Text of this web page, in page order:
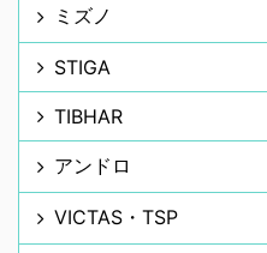
ミズノ
STIGA
TIBHAR
アンドロ
VICTAS・TSP